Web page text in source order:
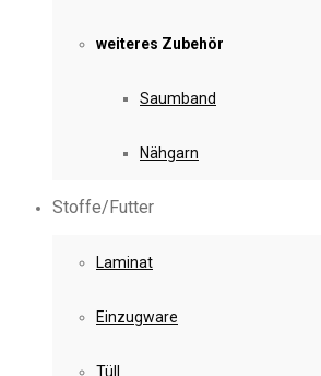
weiteres Zubehör
Saumband
Nähgarn
Stoffe/Futter
Laminat
Einzugware
Tüll